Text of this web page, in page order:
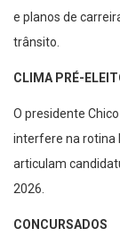
e planos de
trânsito.
CLIMA PRÉ-
O presidente
interfere na rotina
articulam
2026.
CONCURSADOS